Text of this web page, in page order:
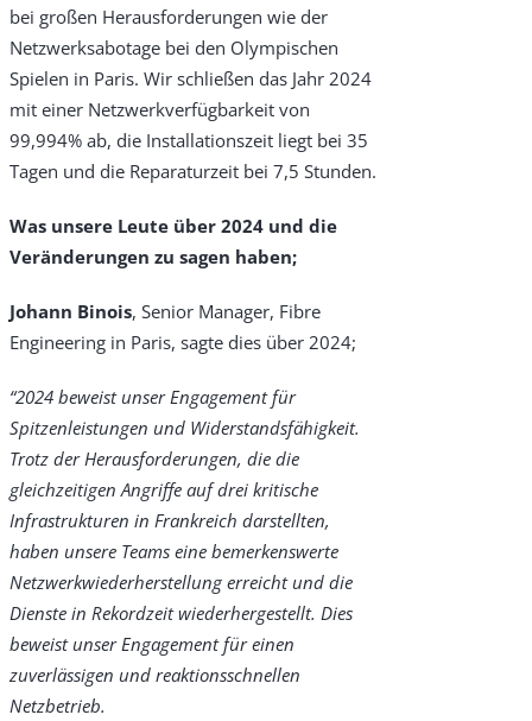
bei großen Herausforderungen wie der
Netzwerksabotage bei den Olympischen
Spielen in Paris. Wir schließen das Jahr 2024
mit einer Netzwerkverfügbarkeit von
99,994% ab, die Installationszeit liegt bei 35
Tagen und die Reparaturzeit bei 7,5 Stunden.
Was unsere Leute über 2024 und die
Veränderungen zu sagen haben;
Johann Binois, Senior Manager, Fibre
Engineering in Paris, sagte dies über 2024;
“2024 beweist unser Engagement für
Spitzenleistungen und Widerstandsfähigkeit.
Trotz der Herausforderungen, die die
gleichzeitigen Angriffe auf drei kritische
Infrastrukturen in Frankreich darstellten,
haben unsere Teams eine bemerkenswerte
Netzwerkwiederherstellung erreicht und die
Dienste in Rekordzeit wiederhergestellt. Dies
beweist unser Engagement für einen
zuverlässigen und reaktionsschnellen
Netzbetrieb.